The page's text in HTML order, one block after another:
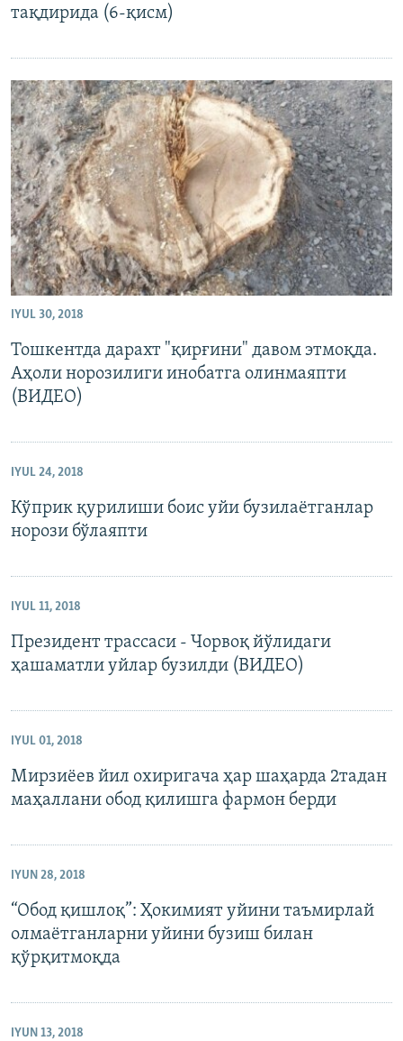
тақдирида (6-қисм)
IYUL 30, 2018
Тошкентда дарахт "қирғини" давом этмоқда.
Аҳоли норозилиги инобатга олинмаяпти
(ВИДЕО)
IYUL 24, 2018
Кўприк қурилиши боис уйи бузилаётганлар
норози бўлаяпти
IYUL 11, 2018
Президент трассаси - Чорвоқ йўлидаги
ҳашаматли уйлар бузилди (ВИДЕО)
IYUL 01, 2018
Мирзиёев йил охиригача ҳар шаҳарда 2тадан
маҳаллани обод қилишга фармон берди
IYUN 28, 2018
“Обод қишлоқ”: Ҳокимият уйини таъмирлай
олмаëтганларни уйини бузиш билан
қўрқитмоқда
IYUN 13, 2018